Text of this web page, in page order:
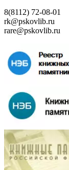
8(8112) 72-08-01
rk@pskovlib.ru
rare@pskovlib.ru